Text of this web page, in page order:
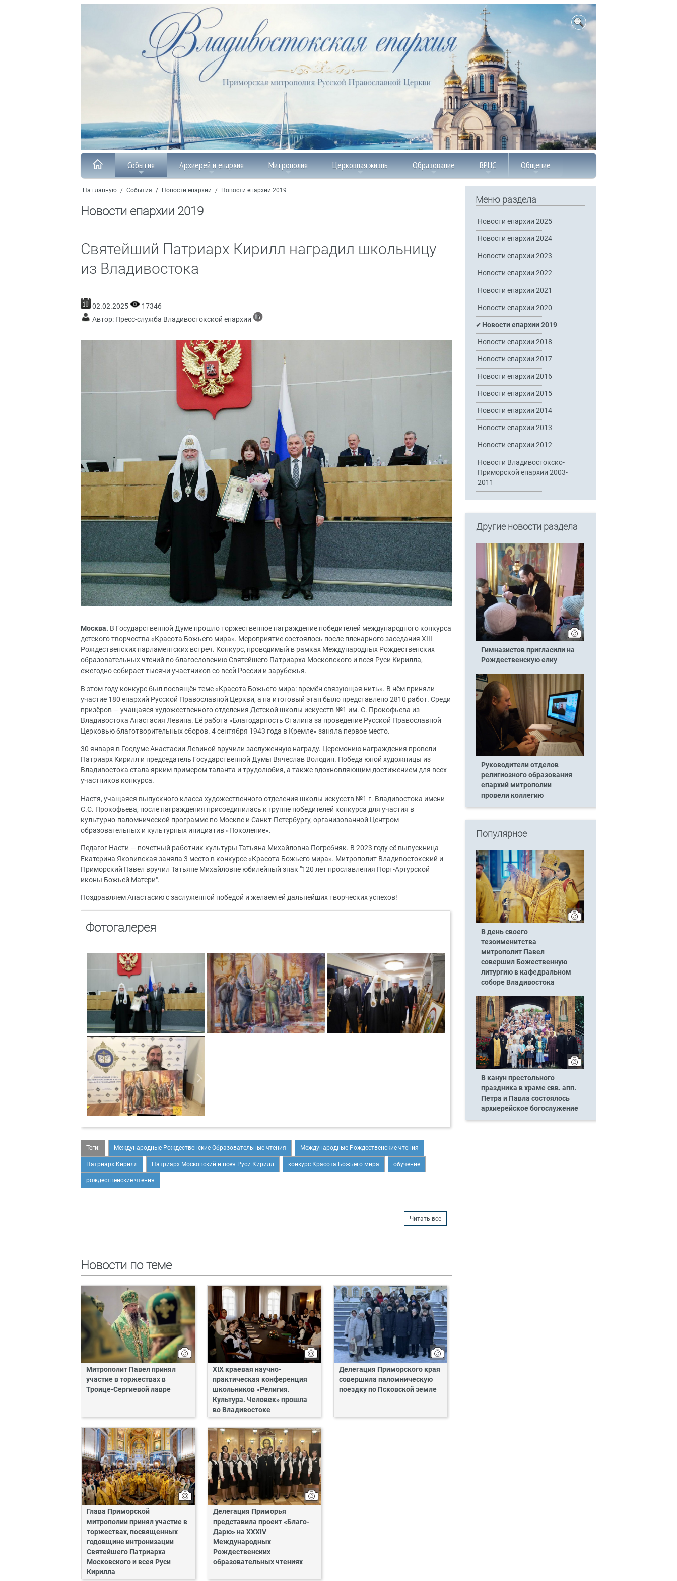
События Архиерей и епархия Митрополия Церковная жизнь Образование ВРНС Общение
На главную / События / Новости епархии / Новости епархии 2019
Новости епархии 2019
Святейший Патриарх Кирилл наградил школьницу
из Владивостока
02.02.2025
17346
Автор: Пресс-служба Владивостокской епархии
Москва. В Государственной Думе прошло торжественное награждение победителей международного конкурса
детского творчества «Красота Божьего мира». Мероприятие состоялось после пленарного заседания XIII
Рождественских парламентских встреч. Конкурс, проводимый в рамках Международных Рождественских
образовательных чтений по благословению Святейшего Патриарха Московского и всея Руси Кирилла,
ежегодно собирает тысячи участников со всей России и зарубежья.
В этом году конкурс был посвящён теме «Красота Божьего мира: времён связующая нить». В нём приняли
участие 180 епархий Русской Православной Церкви, а на итоговый этап было представлено 2810 работ. Среди
призёров — учащаяся художественного отделения Детской школы искусств №1 им. С. Прокофьева из
Владивостока Анастасия Левина. Её работа «Благодарность Сталина за проведение Русской Православной
Церковью благотворительных сборов. 4 сентября 1943 года в Кремле» заняла первое место.
30 января в Госдуме Анастасии Левиной вручили заслуженную награду. Церемонию награждения провели
Патриарх Кирилл и председатель Государственной Думы Вячеслав Володин. Победа юной художницы из
Владивостока стала ярким примером таланта и трудолюбия, а также вдохновляющим достижением для всех
участников конкурса.
Настя, учащаяся выпускного класса художественного отделения школы искусств №1 г. Владивостока имени
С.С. Прокофьева, после награждения присоединилась к группе победителей конкурса для участия в
культурно-паломнической программе по Москве и Санкт-Петербургу, организованной Центром
образовательных и культурных инициатив «Поколение».
Педагог Насти — почетный работник культуры Татьяна Михайловна Погребняк. В 2023 году её выпускница
Екатерина Яковивская заняла 3 место в конкурсе «Красота Божьего мира». Митрополит Владивостокский и
Приморский Павел вручил Татьяне Михайловне юбилейный знак "120 лет прославления Порт-Артурской
иконы Божьей Матери".
Поздравляем Анастасию с заслуженной победой и желаем ей дальнейших творческих успехов!
Фотогалерея
Теги: Международные Рождественские Образовательные чтения Международные Рождественские чтения
Патриарх Кирилл Патриарх Московский и всея Руси Кирилл конкурс Красота Божьего мира обучение
рождественские чтения
Читать все
Новости по теме
Митрополит Павел принял
участие в торжествах в
Троице-Сергиевой лавре
XIX краевая научно-
практическая конференция
школьников «Религия.
Культура. Человек» прошла
во Владивостоке
Делегация Приморского края
совершила паломническую
поездку по Псковской земле
Глава Приморской
митрополии принял участие в
торжествах, посвященных
годовщине интронизации
Святейшего Патриарха
Московского и всея Руси
Кирилла
Делегация Приморья
представила проект «Благо-
Дарю» на XXXIV
Международных
Рождественских
образовательных чтениях
Меню раздела
Новости епархии 2025
Новости епархии 2024
Новости епархии 2023
Новости епархии 2022
Новости епархии 2021
Новости епархии 2020
Новости епархии 2019
Новости епархии 2018
Новости епархии 2017
Новости епархии 2016
Новости епархии 2015
Новости епархии 2014
Новости епархии 2013
Новости епархии 2012
Новости Владивостокско-
Приморской епархии 2003-
2011
Другие новости раздела
Гимназистов пригласили на
Рождественскую елку
Руководители отделов
религиозного образования
епархий митрополии
провели коллегию
Популярное
В день своего
тезоименитства
митрополит Павел
совершил Божественную
литургию в кафедральном
соборе Владивостока
В канун престольного
праздника в храме свв. апп.
Петра и Павла состоялось
архиерейское богослужение